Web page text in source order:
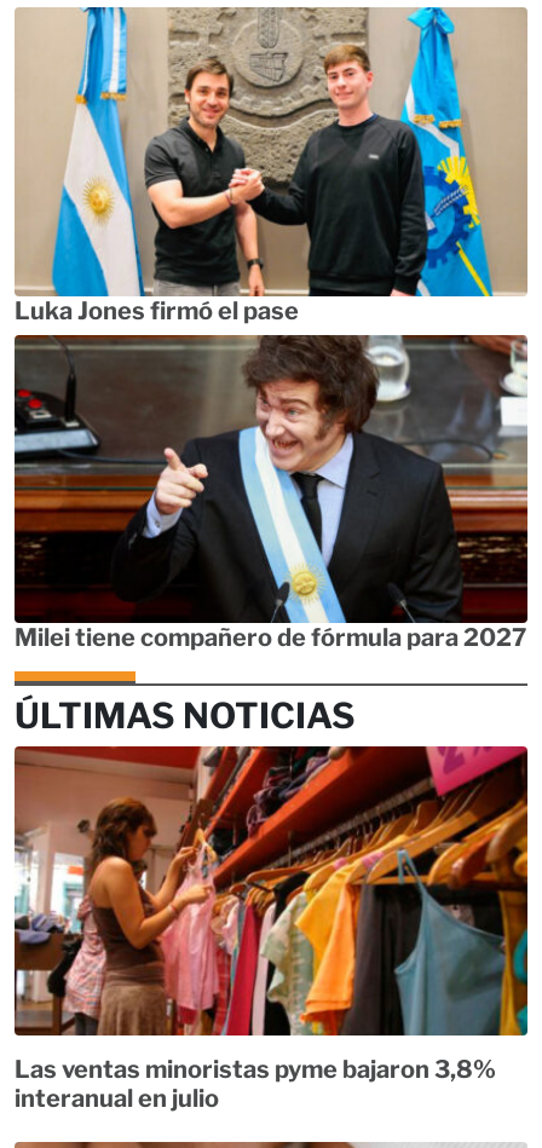
Luka Jones firmó el pase
Milei tiene compañero de fórmula para 2027
ÚLTIMAS NOTICIAS
Las ventas minoristas pyme bajaron 3,8%
interanual en julio